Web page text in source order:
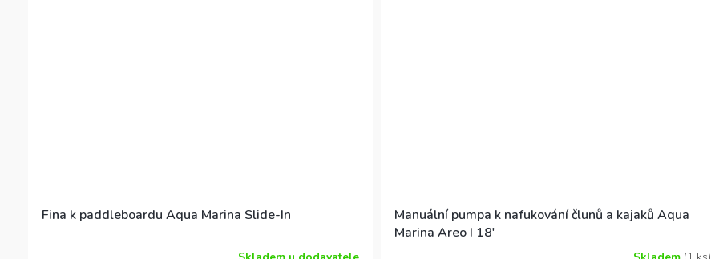
Fina k paddleboardu Aqua Marina Slide-In
Manuální pumpa k nafukování člunů a kajaků Aqua
Marina Areo I 18'